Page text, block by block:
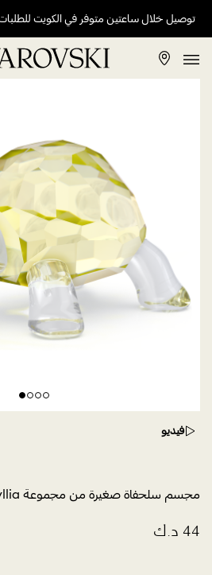
توصيل خلال ساعتين متوفر في الكويت للطلبات
فيديو
مجسم سلحفاة صغيرة من مجموعة Idyllia